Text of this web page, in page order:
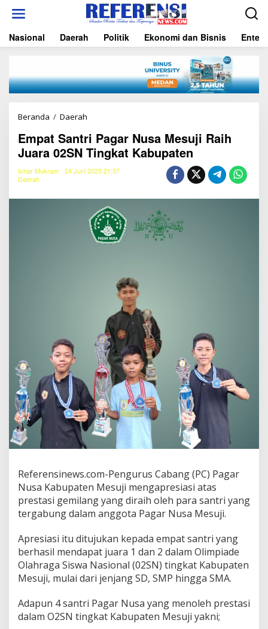
t
Nasional Daerah Politik Ekonomi dan Bisnis
Beranda / Daerah
p
a
t
S
i
P
i
R
a
i
h
u
r
a
0
2
S
T
i
n
g
k
t
K
a
Empat Santri Pagar Nusa Mesuji Raih
Juara 02SN Tingkat Kabupaten
Ishar Mukram
24 Juni 2025 21:37
Daerah
Referensinews.com-Pengurus Cabang (PC) Pagar
Nusa Kabupaten Mesuji mengapresiasi atas
prestasi gemilang yang diraih oleh para santri yang
tergabung dalam anggota Pagar Nusa Mesuji.
Apresiasi itu ditujukan kepada empat santri yang
berhasil mendapat juara 1 dan 2 dalam Olimpiade
Olahraga Siswa Nasional (02SN) tingkat Kabupaten
Mesuji, mulai dari jenjang SD, SMP hingga SMA.
Adapun 4 santri Pagar Nusa yang menoleh prestasi
dalam O2SN tingkat Kabupaten Mesuji yakni;